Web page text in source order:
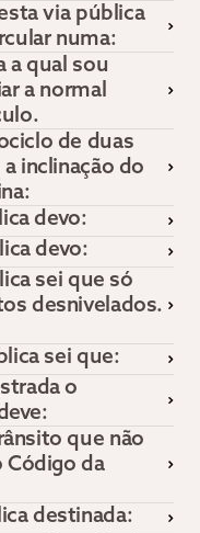
via pública
numa:
a qual sou
a normal
de duas
inclinação do
devo:
devo:
sei que só
desnivelados.
sei que:
o
que não
Código da
destinada: